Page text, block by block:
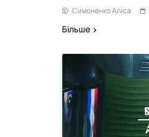
Симоненко Аліса
Більше